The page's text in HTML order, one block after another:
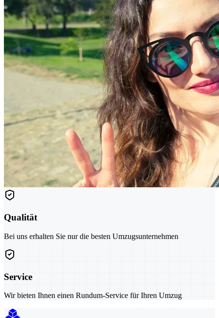
Qualität
Bei uns erhalten Sie nur die besten Umzugsunternehmen
Service
Wir bieten Ihnen einen Rundum-Service für Ihren Umzug